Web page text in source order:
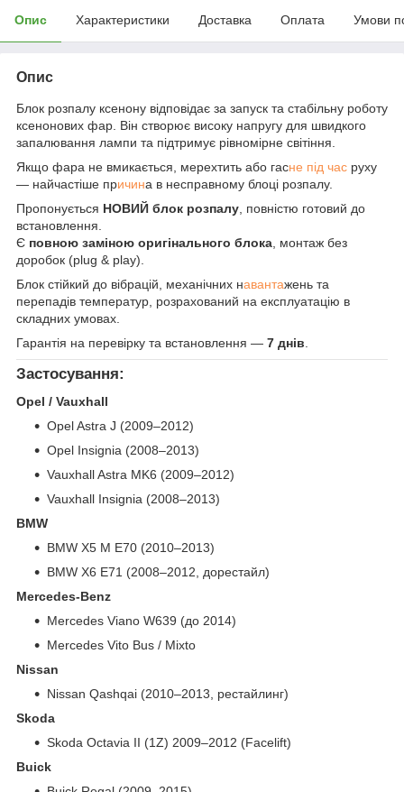
Опис Характеристики Доставка Оплата Умови
Опис
Блок розпалу ксенону відповідає за запуск та стабільну роботу
ксенонових фар. Він створює високу напругу для швидкого
запалювання лампи та підтримує рівномірне світіння.
Якщо фара не вмикається, мерехтить або гасне під час руху
— найчастіше причина в несправному блоці розпалу.
Пропонується НОВИЙ блок розпалу , повністю готовий до
встановлення.
Є повною заміною оригінального блока , монтаж без
доробок (plug & play).
Блок стійкий до вібрацій, механічних навантажень та
перепадів температур, розрахований на експлуатацію в
складних умовах.
Гарантія на перевірку та встановлення — 7 днів
Застосування:
Opel / Vauxhall
Opel Astra J (2009–2012)
Opel Insignia (2008–2013)
Vauxhall Astra MK6 (2009–2012)
Vauxhall Insignia (2008–2013)
BMW
BMW X5 M E70 (2010–2013)
BMW X6 E71 (2008–2012, дорестайл)
Mercedes-Benz
Mercedes Viano W639 (до 2014)
Mercedes Vito Bus / Mixto
Nissan
Nissan Qashqai (2010–2013, рестайлинг)
Skoda
Skoda Octavia II (1Z) 2009–2012 (Facelift)
Buick